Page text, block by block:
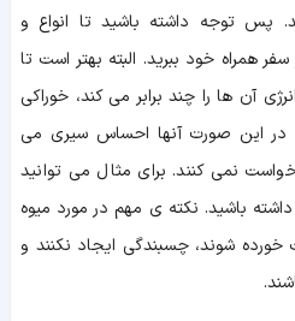
پس توجه داشته باشید تا انواع و
همراه خود ببرید. البته بهتر است تا
آن ها را چند برابر می کند، خوراکی
در این صورت آنها احساس سیری می
نمی کنند. برای مثال می توانید
داشته باشید. نکته ی مهم در مورد میوه
شوند، چسبندگی ایجاد نکنند و